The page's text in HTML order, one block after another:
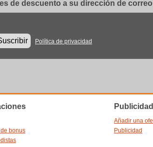
de descuento a su dirección de
Política de privacidad
bonus
Publicidad
Añadir una
Publicidad